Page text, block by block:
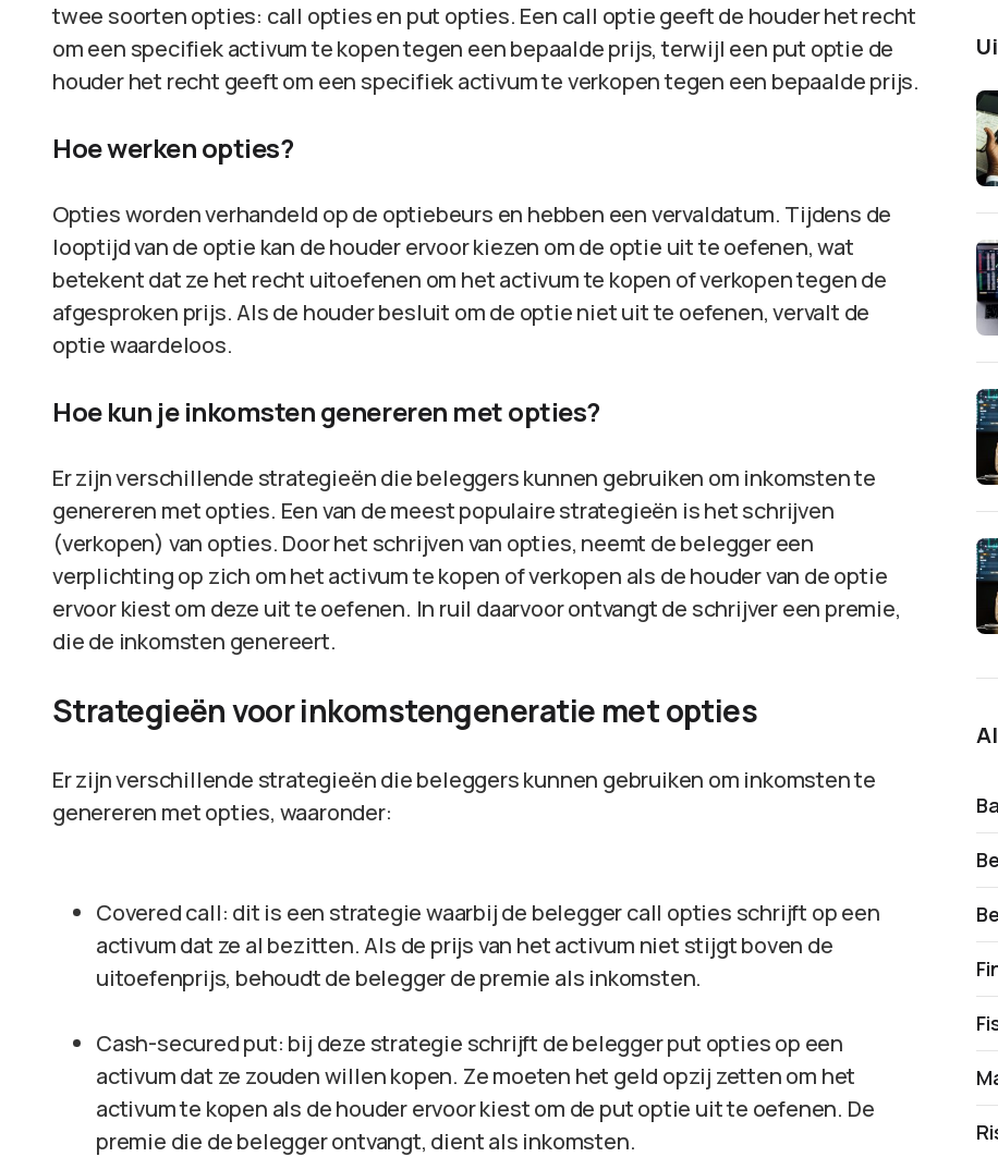
twee soorten opties: call opties en put opties. Een call optie geeft de houder het recht
om een specifiek activum te kopen tegen een bepaalde prijs, terwijl een put optie de
houder het recht geeft om een specifiek activum te verkopen tegen een bepaalde prijs.
Hoe werken opties?
Opties worden verhandeld op de optiebeurs en hebben een vervaldatum. Tijdens de
looptijd van de optie kan de houder ervoor kiezen om de optie uit te oefenen, wat
betekent dat ze het recht uitoefenen om het activum te kopen of verkopen tegen de
afgesproken prijs. Als de houder besluit om de optie niet uit te oefenen, vervalt de
optie waardeloos.
Hoe kun je inkomsten genereren met opties?
Er zijn verschillende strategieën die beleggers kunnen gebruiken om inkomsten te
genereren met opties. Een van de meest populaire strategieën is het schrijven
(verkopen) van opties. Door het schrijven van opties, neemt de belegger een
verplichting op zich om het activum te kopen of verkopen als de houder van de optie
ervoor kiest om deze uit te oefenen. In ruil daarvoor ontvangt de schrijver een premie,
die de inkomsten genereert.
Strategieën voor inkomstengeneratie met opties
Er zijn verschillende strategieën die beleggers kunnen gebruiken om inkomsten te
genereren met opties, waaronder:
Covered call: dit is een strategie waarbij de belegger call opties schrijft op een
activum dat ze al bezitten. Als de prijs van het activum niet stijgt boven de
uitoefenprijs, behoudt de belegger de premie als inkomsten.
Cash-secured put: bij deze strategie schrijft de belegger put opties op een
activum dat ze zouden willen kopen. Ze moeten het geld opzij zetten om het
activum te kopen als de houder ervoor kiest om de put optie uit te oefenen. De
premie die de belegger ontvangt, dient als inkomsten.